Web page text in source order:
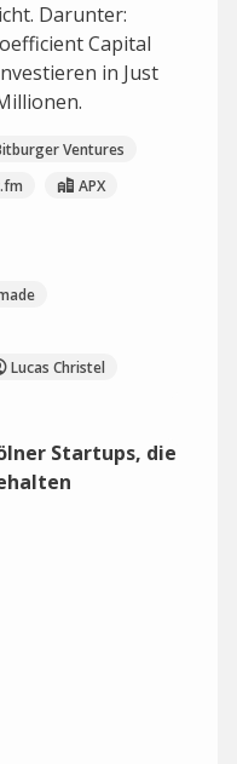
Darunter:
Capital
in Just
Ventures
APX
Lucas Christel